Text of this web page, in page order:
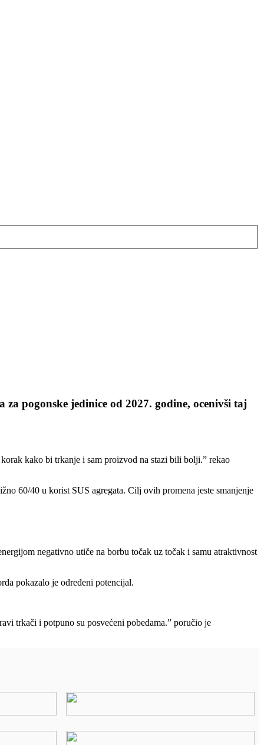
pogonske jedinice od 2027. godine, ocenivši taj
kako bi trkanje i sam proizvod na stazi bili bolji.” rekao
60/40 u korist SUS agregata. Cilj ovih promena jeste smanjenje
negativno utiče na borbu točak uz točak i samu atraktivnost
pokazalo je određeni potencijal.
trkači i potpuno su posvećeni pobedama.” poručio je